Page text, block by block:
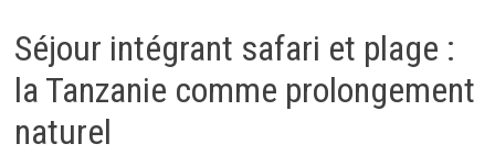
Séjour intégrant safari et plage :
la Tanzanie comme prolongement
naturel